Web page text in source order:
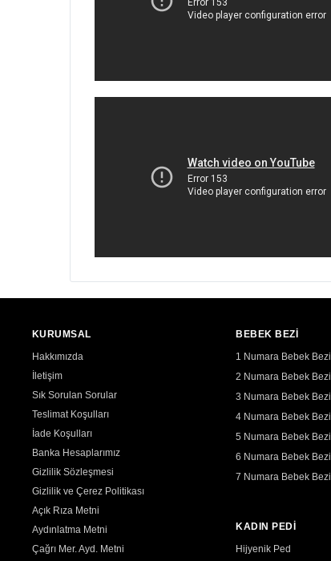
KURUMSAL
Hakkımızda
İletişim
Sık Sorulan Sorular
Teslimat Koşulları
İade Koşulları
Banka Hesaplarımız
Gizlilik Sözleşmesi
Gizlilik ve Çerez Politikası
Açık Rıza Metni
Aydınlatma Metni
Çağrı Mer. Ayd. Metni
BEBEK BEZİ
1 Numara Bebek Bezi
2 Numara Bebek Bezi
3 Numara Bebek Bezi
4 Numara Bebek Bezi
5 Numara Bebek Bezi
6 Numara Bebek Bezi
7 Numara Bebek Bezi
KADIN PEDİ
Hijyenik Ped